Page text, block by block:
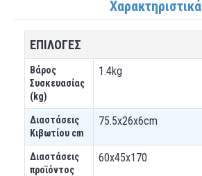
Χαρακτηριστικά
ΕΠΙΛΟΓΕΣ
Βάρος
Συσκευασίας
(kg)
1.4kg
Διαστάσεις
Κιβωτίου cm
75.5x26x6cm
Διαστάσεις
προϊόντος
60x45x170